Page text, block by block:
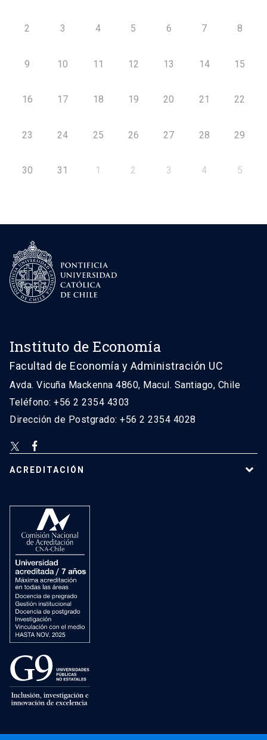
2 3 4 5 6 7 8
9 10 11 12 13 14 15
16 17 18 19 20 21 22
23 24 25 26 27 28 29
30 31 1 2 3 4 5
Instituto de Economía
Facultad de Economía y Administración UC
Avda. Vicuña Mackenna 4860, Macul. Santiago, Chile
Teléfono: +56 2 2354 4303
Dirección de Postgrado: +56 2 2354 4028
ACREDITACIÓN